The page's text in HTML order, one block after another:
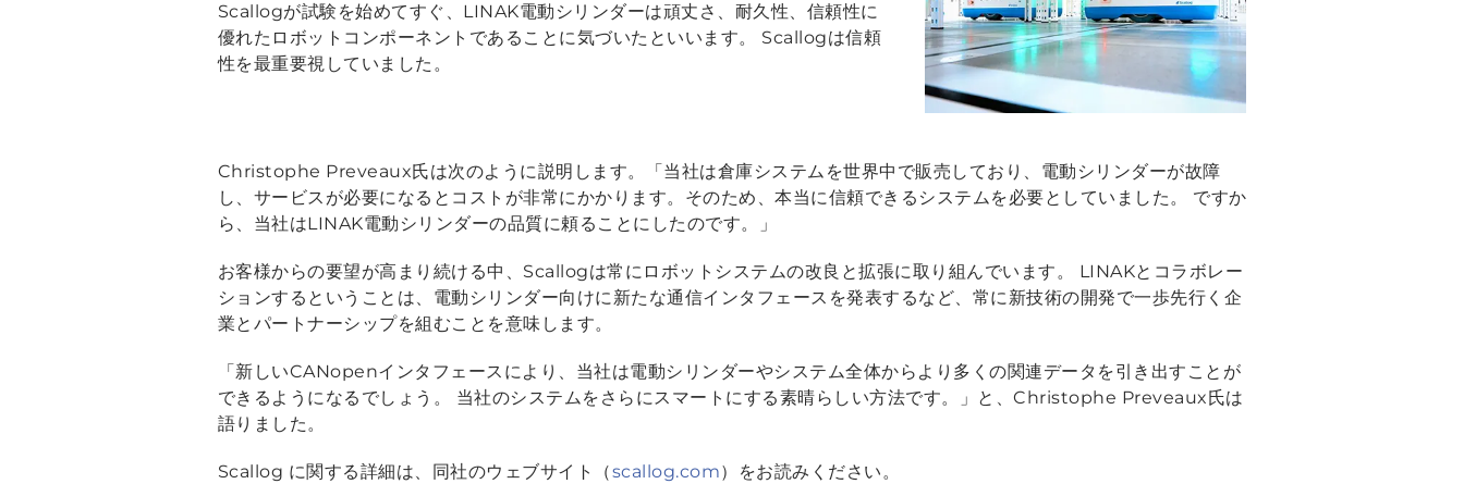
Scallogが試験を始めてすぐ、LINAK電動シリンダーは頑丈さ、耐久性、信頼性に
優れたロボットコンポーネントであることに気づいたといいます。 Scallogは信頼
性を最重要視していました。
Christophe Preveaux氏は次のように説明します。
「当社は倉庫システムを世界中で販売しており、電動シリンダーが故障
し、サービスが必要になるとコストが非常にかかります。そのため、本当に信頼できるシステムを必要としていました。 ですか
ら、当社はLINAK電動シリンダーの品質に頼ることにしたのです。」
お客様からの要望が高まり続ける中、Scallogは常にロボットシステムの改良と拡張に取り組んでいます。 LINAKとコラボレー
ションするということは、電動シリンダー向けに新たな通信インタフェースを発表するなど、常に新技術の開発で一歩先行く企
業とパートナーシップを組むことを意味します。
「新しいCANopenインタフェースにより、当社は電動シリンダーやシステム全体からより多くの関連データを引き出すことが
できるようになるでしょう。 当社のシステムをさらにスマートにする素晴らしい方法です。」 と、Christophe Preveaux氏は
語りました。
Scallog に関する詳細は、同社のウェブサイト（scallog.com）をお読みください。